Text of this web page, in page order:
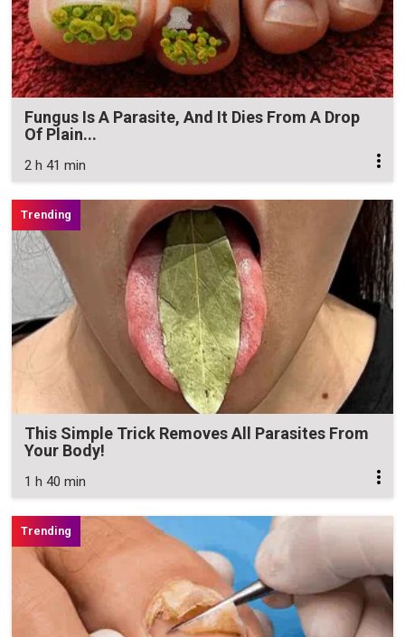
Fungus Is A Parasite, And It Dies From A Drop
Of Plain...
2 h 41 min
This Simple Trick Removes All Parasites From
Your Body!
1 h 40 min